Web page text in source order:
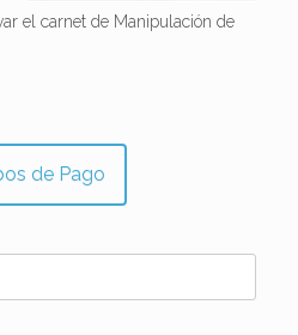
el carnet de Manipulación de
de Pago